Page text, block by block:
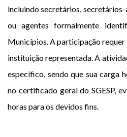
incluindo secretários,
ou agentes formalmente
Municípios. A participação
instituição representada. A
específico, sendo que sua carga
no certificado geral do SGESP,
horas para os devidos fins.